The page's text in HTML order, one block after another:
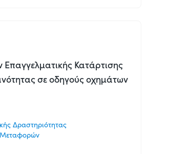
Κατάρτισης
σε οδηγούς οχημάτων
Δραστηριότητας
Μεταφορών